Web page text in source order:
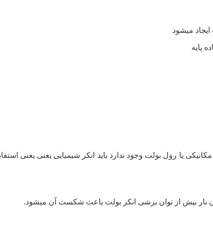
میشود
پایه
یا رول بولت وجود ندارد باید انکر شیمیایی یعنی یعنی
بار بیش از توان برشی انکر بولت باعث شکست آن میشود.